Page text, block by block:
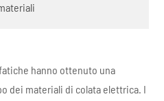
hanno ottenuto una
dei materiali di colata elettrica. I